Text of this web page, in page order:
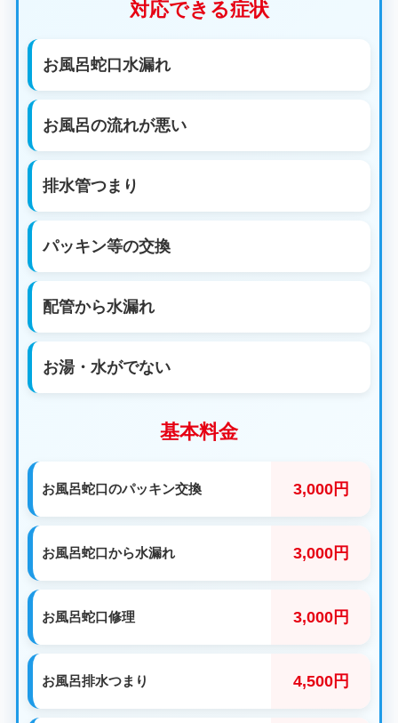
対応できる症状
お風呂蛇口水漏れ
お風呂の流れが悪い
排水管つまり
パッキン等の交換
配管から水漏れ
お湯・水がでない
基本料金
お風呂蛇口のパッキン交換 3,000円
お風呂蛇口から水漏れ 3,000円
お風呂蛇口修理 3,000円
お風呂排水つまり 4,500円